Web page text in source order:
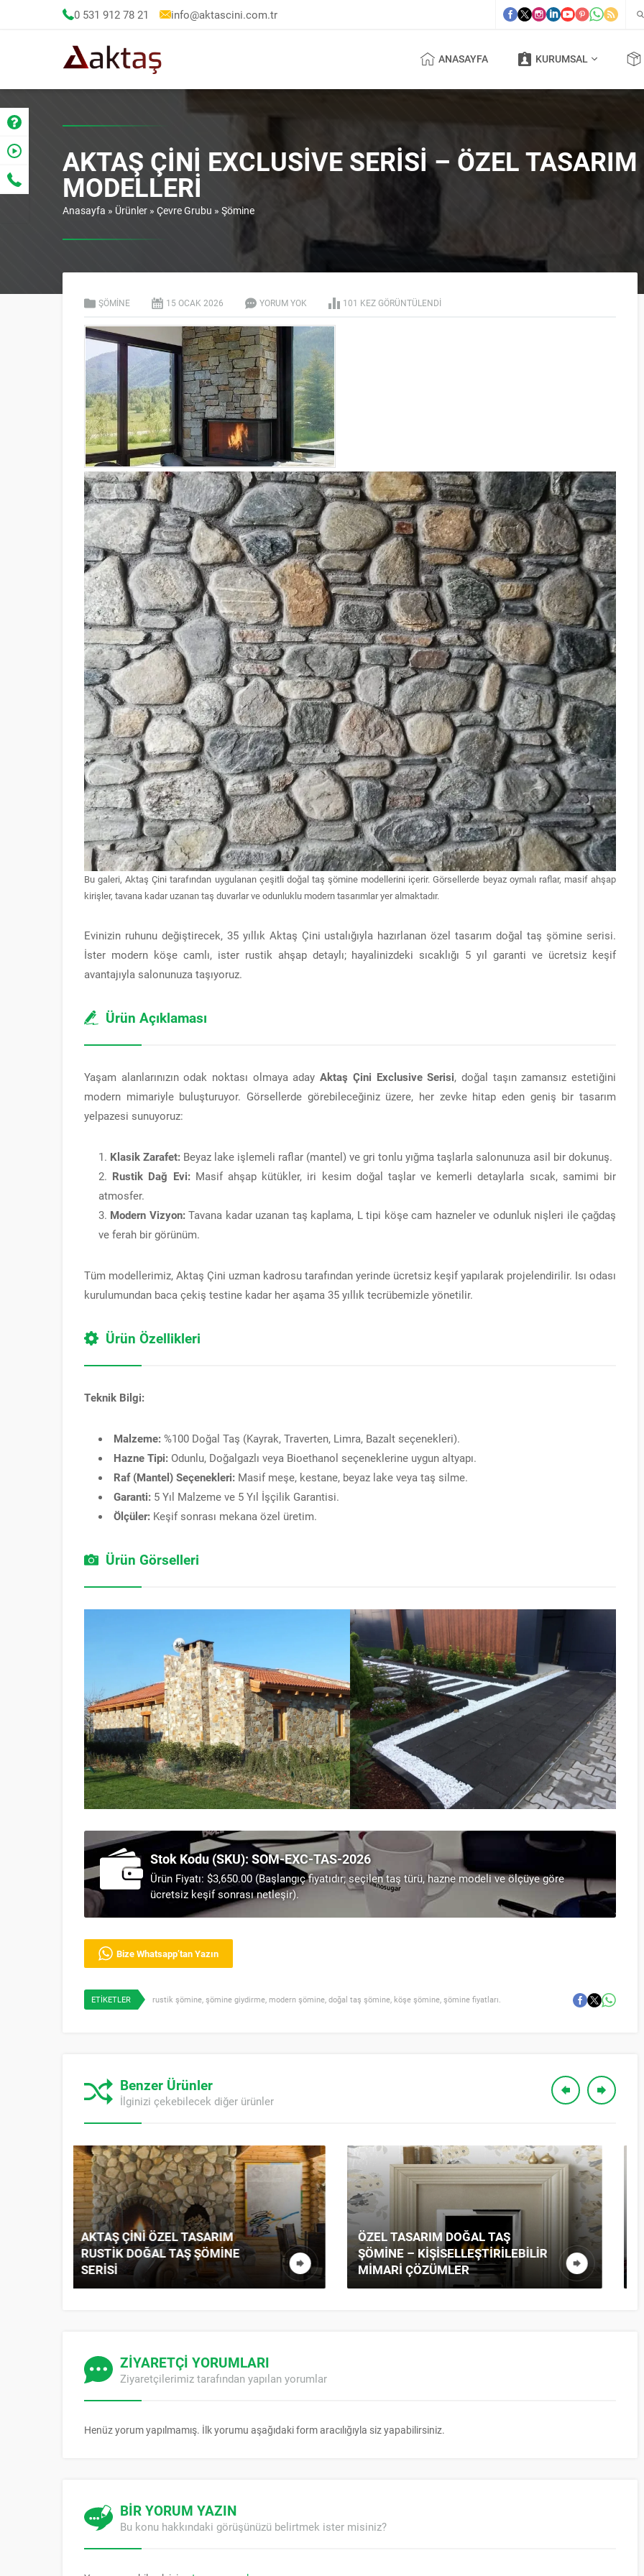
0 531 912 78 21 info@aktascini.com.tr
ANASAYFA KURUMSAL
AKTAŞ ÇINI EXCLUSIVE SERISI – ÖZEL
MODELLERI
Anasayfa » Ürünler » Çevre Grubu » Şömine
ŞÖMINE 15 OCAK 2026 YORUM YOK 101 KEZ GÖRÜNTÜLENDI
Bu galeri, Aktaş Çini tarafından uygulanan çeşitli doğal taş şömine modellerini içerir. Görsellerde beyaz oymalı raflar, masif ahşap
kirişler, tavana kadar uzanan taş duvarlar ve odunluklu modern tasarımlar yer almaktadır.
Evinizin ruhunu değiştirecek, 35 yıllık Aktaş Çini ustalığıyla hazırlanan özel tasarım doğal taş şömine serisi.
İster modern köşe camlı, ister rustik ahşap detaylı; hayalinizdeki sıcaklığı 5 yıl garanti ve ücretsiz keşif
avantajıyla salonunuza taşıyoruz.
Ürün Açıklaması
Yaşam alanlarınızın odak noktası olmaya adayAktaş Çini Exclusive Serisi, doğal taşın zamansız estetiğini
modern mimariyle buluşturuyor. Görsellerde görebileceğiniz üzere, her zevke hitap eden geniş bir tasarım
yelpazesi sunuyoruz:
Klasik Zarafet: Beyaz lake işlemeli raflar (mantel) ve gri tonlu yığma taşlarla salonunuza asil bir dokunuş.
Rustik Dağ Evi:Masif ahşap kütükler, iri kesim doğal taşlar ve kemerli detaylarla sıcak, samimi bir
atmosfer.
Modern Vizyon:Tavana kadar uzanan taş kaplama, L tipi köşe cam hazneler ve odunluk nişleri ile çağdaş
ve ferah bir görünüm.
Tüm modellerimiz, Aktaş Çini uzman kadrosu tarafından yerinde ücretsiz keşif yapılarak projelendirilir. Isı odası
kurulumundan baca çekiş testine kadar her aşama 35 yıllık tecrübemizle yönetilir.
Ürün Özellikleri
Teknik Bilgi:
Malzeme: %100 Doğal Taş (Kayrak, Traverten, Limra, Bazalt seçenekleri).
Hazne Tipi: Odunlu, Doğalgazlı veya Bioethanol seçeneklerine uygun altyapı.
Raf (Mantel) Seçenekleri: Masif meşe, kestane, beyaz lake veya taş silme.
Garanti: 5 Yıl Malzeme ve 5 Yıl İşçilik Garantisi.
Ölçüler: Keşif sonrası mekana özel üretim.
Ürün Görselleri
Stok Kodu (SKU): SOM-EXC-TAS-2026
Ürün Fiyatı: $3,650.00 (Başlangıç fiyatıdır; seçilen taş türü, hazne modeli ve ölçüye göre
ücretsiz keşif sonrası netleşir).
Bize Whatsapp’tan Yazın
ETİKETLER rustik şömine şömine giydirme modern şömine doğal taş şömine köşe şömine şömine fiyatları.
Benzer Ürünler
İlginizi çekebilecek diğer ürünler
ÖZEL TASARIM DOĞAL TAŞ
ŞÖMINE – KIŞISELLEŞTIRILEBILIR
MIMARI ÇÖZÜMLER
SILIVRI SERISI: ÖZEL TASARIM
DOĞAL TAŞ KAPLAMA ŞÖMINE
ZİYARETÇİ YORUMLARI
Ziyaretçilerimiz tarafından yapılan yorumlar
Henüz yorum yapılmamış. İlk yorumu aşağıdaki form aracılığıyla siz yapabilirsiniz.
BİR YORUM YAZIN
Bu konu hakkındaki görüşünüzü belirtmek ister misiniz?
KILIT TAŞI GRI